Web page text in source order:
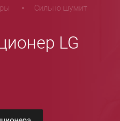
Сильно шумит
LG